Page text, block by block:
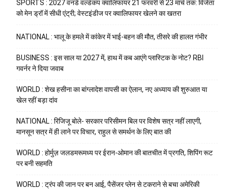
SPORTS : 2027 वनडे वर्ल्डकप क्वालिफायर 21 फरवरी से 23 मार्च तक: विजेता
को मेन ड्रॉ में सीधी एंट्री; वेस्टइंडीज पर क्वालिफायर खेलने का खतरा
NATIONAL : भालू के हमले में कांकेर में भाई-बहन की मौत, तीसरे की हालत गंभीर
BUSINESS : इस साल या 2027 में, हाथ में कब आएंगे प्लास्टिक के नोट? RBI
गवर्नर ने दिया जवाब
WORLD : शेख हसीना का बांग्लादेश वापसी का ऐलान, नए अध्याय की शुरुआत या
खेल रहीं बड़ा दांव
NATIONAL : रिजिजू बोले- सरकार परिसीमन बिल पर विशेष सत्र नहीं लाएगी,
मानसून सत्र में ही लाने पर विचार, राहुल से समर्थन के लिए बात की
WORLD : होर्मुज़ जलडमरूमध्य पर ईरान-ओमान की बातचीत में प्रगति, शिपिंग रूट
पर बनी सहमति
WORLD : ट्रंप की जान पर बन आई, पैसेंजर प्लेन से टकराने से बचा अमेरिकी